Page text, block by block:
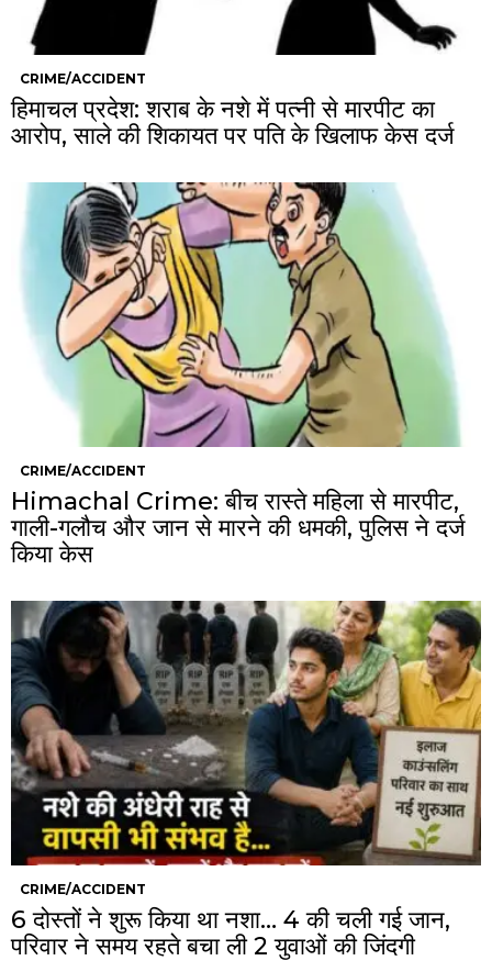
CRIME/ACCIDENT
हिमाचल प्रदेश: शराब के नशे में पत्नी से मारपीट का
आरोप, साले की शिकायत पर पति के खिलाफ केस दर्ज
CRIME/ACCIDENT
Himachal Crime: बीच रास्ते महिला से मारपीट,
गाली-गलौच और जान से मारने की धमकी, पुलिस ने दर्ज
किया केस
CRIME/ACCIDENT
6 दोस्तों ने शुरू किया था नशा… 4 की चली गई जान,
परिवार ने समय रहते बचा ली 2 युवाओं की जिंदगी